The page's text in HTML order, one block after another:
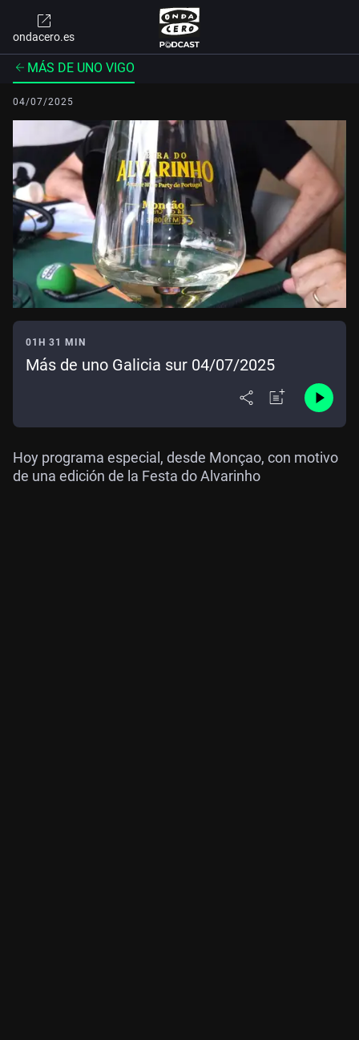
ondacero.es
MÁS DE UNO VIGO
04/07/2025
01H 31 MIN
Más de uno Galicia sur 04/07/2025
Hoy programa especial, desde Monçao, con motivo
de una edición de la Festa do Alvarinho